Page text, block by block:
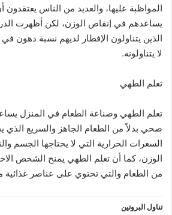
المواظبة عليها، والعديد من الناس يعتقدون
يساعدهم في إنقاص الوزن، لكن أظهرت
الذين يتناولون الإفطار لديهم نسبة دهون
لا يتناولونه.
تعلم الطهي
تعلم الطهي وصناعة الطعام في المنزل
صحي بدلاً من الطعام الجاهز والسريع
السعرات الحرارية التي لا يحتاجها الجسم
الوزن، كما أن تعلم الطهي يمنح الشخص
من الطعام والتي تحتوي على عناصر غذائية
تناول البروتين